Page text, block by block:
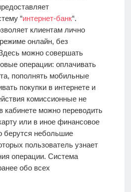
“интернет-банк“.
клиентам лично
онлайн, без
можно совершать
операции: оплачивать
пополнять мобильные
покупки в интернете и
комиссионные не
кабинете можно переводить
или в иное финансовое
берутся небольшие
пользователь узнает
операции. Система
обо всех